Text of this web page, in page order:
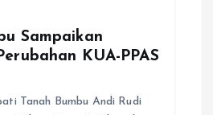
Sampaikan
KUA-PPAS